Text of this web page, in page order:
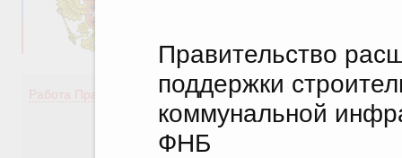
Правительство
поддержки
коммунальной
ФНБ
Работа Правительства
Демография
Здоровье